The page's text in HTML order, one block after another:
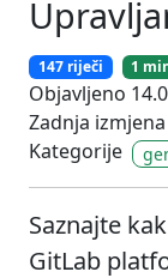
147 riječi 1
Objavljeno
Zadnja
Kategorije
Saznajte
GitLab